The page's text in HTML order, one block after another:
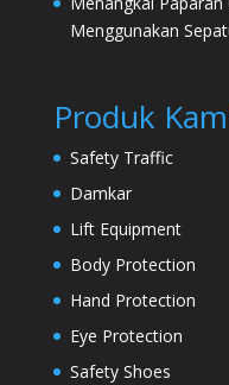
Menggunakan
Produk
Safety Traffic
Damkar
Lift Equipment
Body Protection
Hand Protection
Eye Protection
Safety Shoes